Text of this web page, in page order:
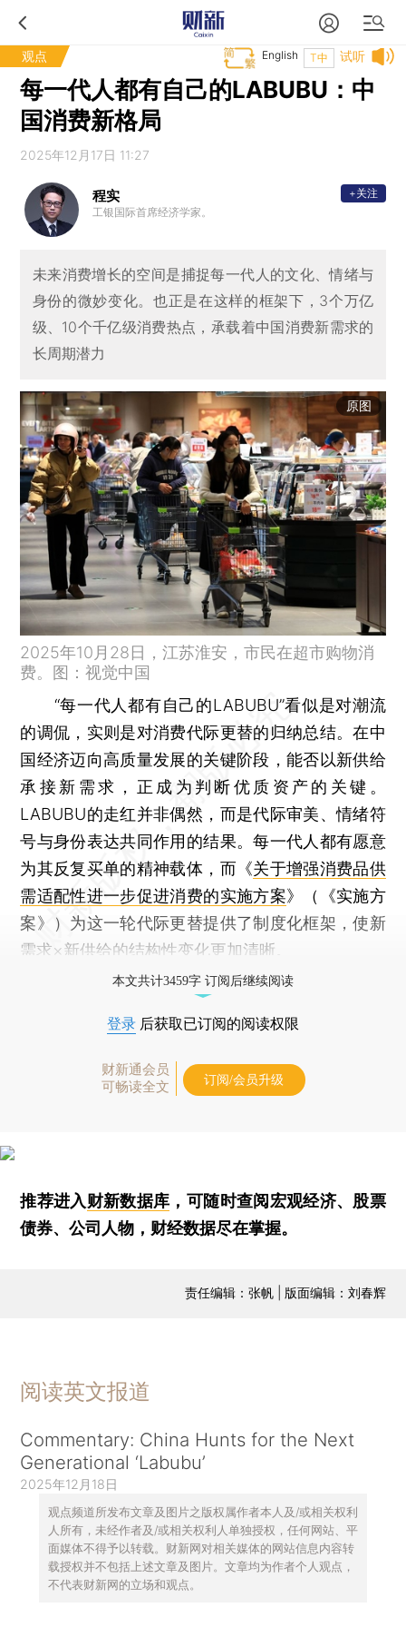
观点 试听
T中
English
每一代人都有自己的LABUBU：中
国消费新格局
2025年12月17日 11:27
程实
工银国际首席经济学家。
+关注
未来消费增长的空间是捕捉每一代人的文化、情绪与
身份的微妙变化。也正是在这样的框架下，3个万亿
级、10个千亿级消费热点，承载着中国消费新需求的
长周期潜力
原图
2025年10月28日，江苏淮安，市民在超市购物消
费。图：视觉中国
“每一代人都有自己的LABUBU”看似是对潮流
的调侃，实则是对消费代际更替的归纳总结。在中
国经济迈向高质量发展的关键阶段，能否以新供给
承接新需求，正成为判断优质资产的关键。
LABUBU的走红并非偶然，而是代际审美、情绪符
号与身份表达共同作用的结果。每一代人都有愿意
为其反复买单的精神载体，而《关于增强消费品供
需适配性进一步促进消费的实施方案》（《实施方
案》）为这一轮代际更替提供了制度化框架，使新
需求×新供给的结构性变化更加清晰。
本文共计3459字 订阅后继续阅读
登录 后获取已订阅的阅读权限
财新通会员
可畅读全文
订阅/会员升级
推荐进入财新数据库 ，可随时查阅宏观经济、股票
债券、公司人物，财经数据尽在掌握。
责任编辑：张帆 | 版面编辑：刘春辉
阅读英文报道
Commentary: China Hunts for the Next
Generational ‘Labubu’
2025年12月18日
观点频道所发布文章及图片之版权属作者本人及/或相关权利
人所有，未经作者及/或相关权利人单独授权，任何网站、平
面媒体不得予以转载。财新网对相关媒体的网站信息内容转
载授权并不包括上述文章及图片。文章均为作者个人观点，
不代表财新网的立场和观点。